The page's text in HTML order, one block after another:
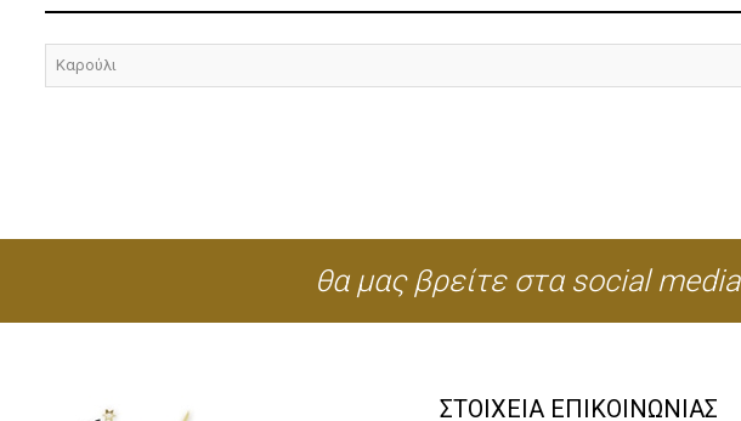
Καρούλι
θα μας βρείτε στα social media
ΣΤΟΙΧΕΙΑ ΕΠΙΚΟΙΝΩΝΙΑΣ